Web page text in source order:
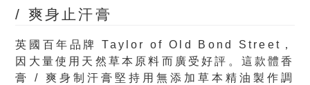
/ 爽身止汗膏
英國百年品牌 Taylor of Old Bond Street，
因大量使用天然草本原料而廣受好評。這款體香
膏 / 爽身制汗膏堅持用無添加草本精油製作調